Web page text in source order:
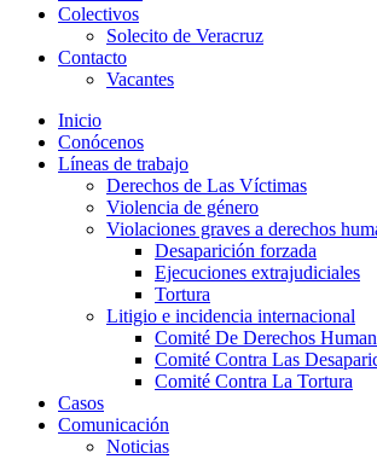
Colectivos
Solecito de Veracruz
Contacto
Vacantes
Inicio
Conócenos
Líneas de trabajo
Derechos de Las Víctimas
Violencia de género
Violaciones graves a derechos
Desaparición forzada​
Ejecuciones extrajudiciales
Tortura
Litigio e incidencia internacional
Comité De Derechos
Comité Contra Las
Comité Contra La Tortura​
Casos
Comunicación
Noticias